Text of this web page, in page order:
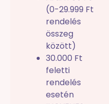
(0-29.999 Ft
rendelés
összeg
között)
30.000 Ft
feletti
rendelés
esetén